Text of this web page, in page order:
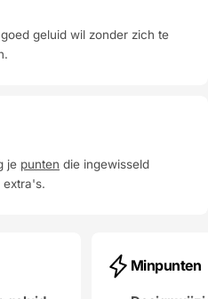
geluid wil zonder zich te
je punten die ingewisseld
extra's.
Minpunten